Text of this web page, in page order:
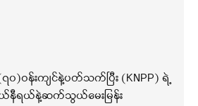
)ဝန်းကျင်နဲ့ပတ်သက်ပြီး (KNPP) ရဲ့
ယ်နီရယ်နဲ့ဆက်သွယ်မေးမြန်း